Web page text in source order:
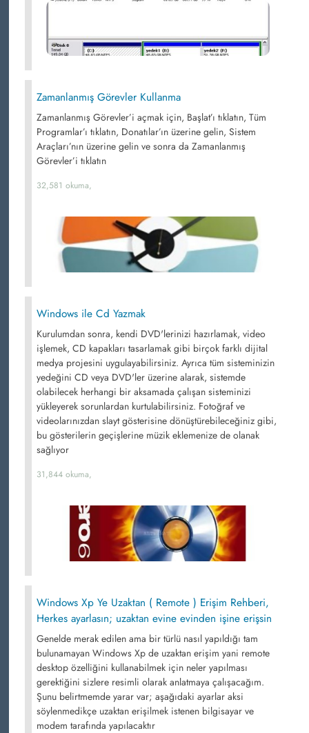
Zamanlanmış Görevler Kullanma
Zamanlanmış Görevler’i açmak için, Başlat’ı tıklatın, Tüm
Programlar’ı tıklatın, Donatılar’ın üzerine gelin, Sistem
Araçları’nın üzerine gelin ve sonra da Zamanlanmış
Görevler’i tıklatın
32,581 okuma,
Windows ile Cd Yazmak
Kurulumdan sonra, kendi DVD'lerinizi hazırlamak, video
işlemek, CD kapakları tasarlamak gibi birçok farklı dijital
medya projesini uygulayabilirsiniz. Ayrıca tüm sisteminizin
yedeğini CD veya DVD'ler üzerine alarak, sistemde
olabilecek herhangi bir aksamada çalışan sisteminizi
yükleyerek sorunlardan kurtulabilirsiniz. Fotoğraf ve
videolarınızdan slayt gösterisine dönüştürebileceğiniz gibi,
bu gösterilerin geçişlerine müzik eklemenize de olanak
sağlıyor
31,844 okuma,
Windows Xp Ye Uzaktan ( Remote ) Erişim Rehberi,
Herkes ayarlasın; uzaktan evine evinden işine erişsin
Genelde merak edilen ama bir türlü nasıl yapıldığı tam
bulunamayan Windows Xp de uzaktan erişim yani remote
desktop özelliğini kullanabilmek için neler yapılması
gerektiğini sizlere resimli olarak anlatmaya çalışacağım.
Şunu belirtmemde yarar var; aşağıdaki ayarlar aksi
söylenmedikçe uzaktan erişilmek istenen bilgisayar ve
modem tarafında yapılacaktır